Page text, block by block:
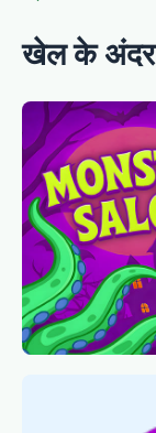
खेल के अंदर